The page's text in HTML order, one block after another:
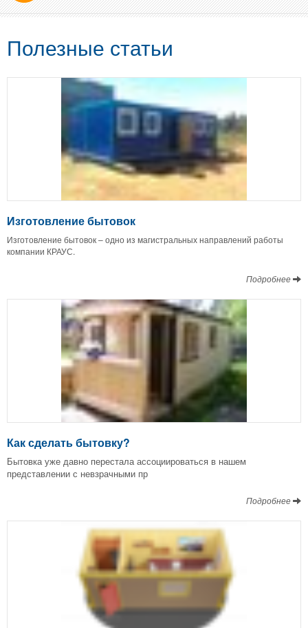
Полезные статьи
Изготовление бытовок
Изготовление бытовок – одно из магистральных направлений работы
компании КРАУС.
Подробнее
Как сделать бытовку?
Бытовка уже давно перестала ассоциироваться в нашем
представлении с невзрачными пр
Подробнее